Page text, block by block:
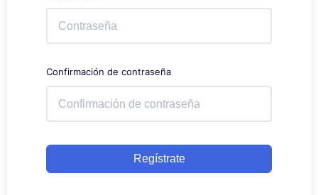
Confirmación de contraseña
Regístrate